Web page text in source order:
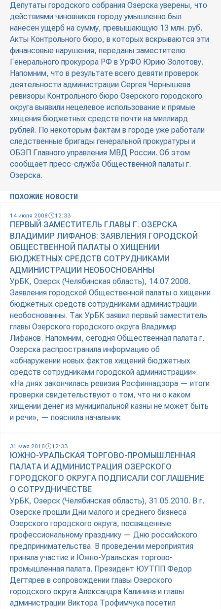
Депутаты городского собрания Озерска уверены, что
действиями чиновников городу умышленно был
нанесен ущерб на сумму, превышающую 13 млн. руб.
Акты Контрольного бюро, в которых вскрываются эти
финансовые нарушения, переданы заместителю
Генерального прокурора РФ в УрФО Юрию Золотову.
Напомним, что в результате всего девяти проверок
деятельности администрации Сергея Чернышева
ревизоры Контрольного бюро Озерского городского
округа выявили нецелевое использование и прямые
хищения бюджетных средств почти на миллиард
рублей. По некоторым фактам в городе уже работали
следственные бригады генеральной прокуратуры и
ОБЭП Главного управления МВД России. Об этом
сообщает пресс-служба Общественной палаты г.
Озерска.
ПОХОЖИЕ НОВОСТИ
14 июля 2008 12:33
ПЕРВЫЙ ЗАМЕСТИТЕЛЬ ГЛАВЫ Г. ОЗЕРСКА
ВЛАДИМИР ЛИФАНОВ: ЗАЯВЛЕНИЯ ГОРОДСКОЙ
ОБЩЕСТВЕННОЙ ПАЛАТЫ О ХИЩЕНИИ
БЮДЖЕТНЫХ СРЕДСТВ СОТРУДНИКАМИ
АДМИНИСТРАЦИИ НЕОБОСНОВАННЫ
УрБК, Озерск (Челябинская область), 14.07.2008.
Заявления городской Общественной палаты о хищении
бюджетных средств сотрудниками администрации
необоснованны. Так УрБК заявил первый заместитель
главы Озерского городского округа Владимир
Лифанов. Напомним, сегодня Общественная палата г.
Озерска распространила информацию об
«обнаружении новых фактов хищений бюджетных
средств сотрудниками городской администрации».
«На днях закончилась ревизия Росфиннадзора — итоги
проверки свидетельствуют о том, что ни о каком
хищении денег из муниципальной казны не может быть
и речи», — пояснила начальник
31 мая 2010 12:33
ЮЖНО-УРАЛЬСКАЯ ТОРГОВО-ПРОМЫШЛЕННАЯ
ПАЛАТА И АДМИНИСТРАЦИЯ ОЗЕРСКОГО
ГОРОДСКОГО ОКРУГА ПОДПИСАЛИ СОГЛАШЕНИЕ
О СОТРУДНИЧЕСТВЕ
УрБК, Озерск (Челябинская область), 31.05.2010. В г.
Озерске прошли Дни малого и среднего бизнеса
Озерского городского округа, посвященные
профессиональному празднику — Дню российского
предпринимательства. В проведении мероприятия
приняла участие и Южно-Уральская торгово-
промышленная палата. Президент ЮУТПП Федор
Дегтярев в сопровождении главы Озерского
городского округа Александра Калинина и главы
администрации Виктора Трофимчука посетил